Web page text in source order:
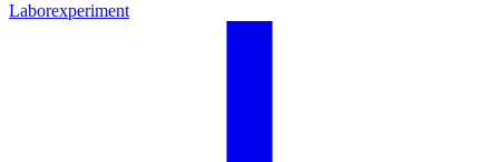
Laborexperiment